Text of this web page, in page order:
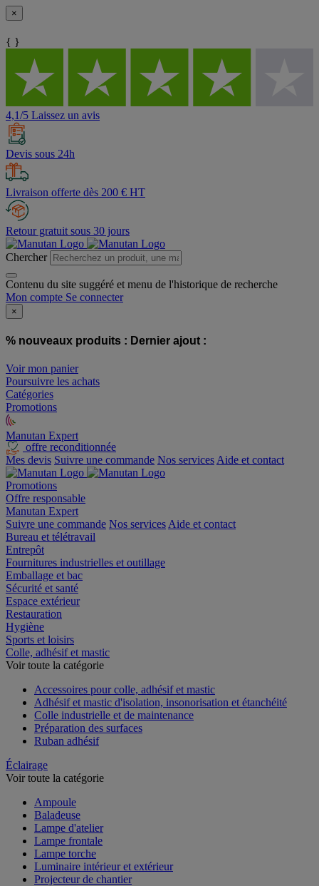
×
{ }
4,1/5 Laissez un avis
Devis sous 24h
Livraison offerte dès 200 € HT
Retour gratuit sous 30 jours
Chercher
Contenu du site suggéré et menu de l'historique de recherche
Mon compte Se connecter
×
% nouveaux produits : Dernier ajout :
Voir mon panier
Poursuivre les achats
Catégories
Promotions
Manutan Expert
offre reconditionnée
Mes devis Suivre une commande Nos services Aide et contact
Promotions
Offre responsable
Manutan Expert
Suivre une commande Nos services Aide et contact
Bureau et télétravail
Entrepôt
Fournitures industrielles et outillage
Emballage et bac
Sécurité et santé
Espace extérieur
Restauration
Hygiène
Sports et loisirs
Colle, adhésif et mastic
Voir toute la catégorie
Accessoires pour colle, adhésif et mastic
Adhésif et mastic d'isolation, insonorisation et étanchéité
Colle industrielle et de maintenance
Préparation des surfaces
Ruban adhésif
Éclairage
Voir toute la catégorie
Ampoule
Baladeuse
Lampe d'atelier
Lampe frontale
Lampe torche
Luminaire intérieur et extérieur
Projecteur de chantier